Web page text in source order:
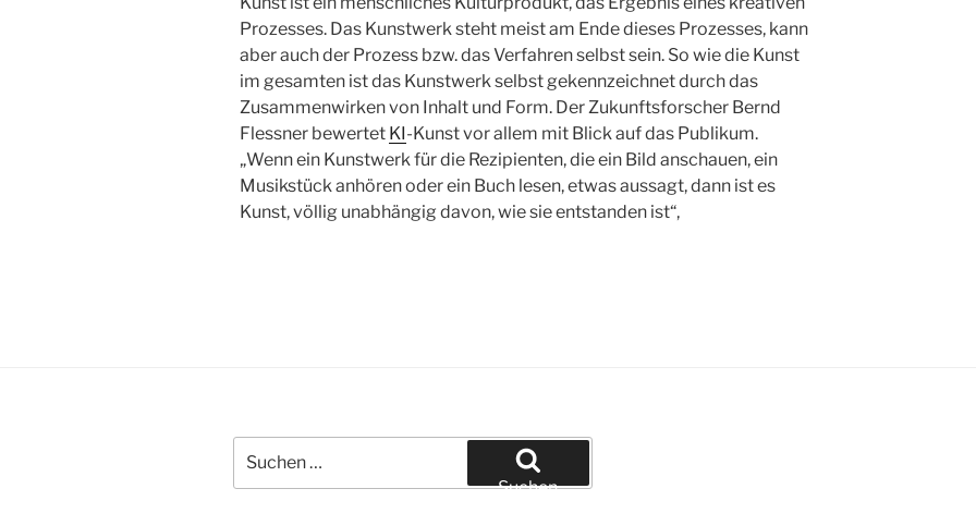
Prozesses. Das Kunstwerk steht meist am Ende dieses Prozesses, kann
aber auch der Prozess bzw. das Verfahren selbst sein. So wie die Kunst
im gesamten ist das Kunstwerk selbst gekennzeichnet durch das
Zusammenwirken von Inhalt und Form. Der Zukunftsforscher Bernd
Flessner bewertet KI-Kunst vor allem mit Blick auf das Publikum.
„Wenn ein Kunstwerk für die Rezipienten, die ein Bild anschauen, ein
Musikstück anhören oder ein Buch lesen, etwas aussagt, dann ist es
Kunst, völlig unabhängig davon, wie sie entstanden ist“,
nach:
Suchen